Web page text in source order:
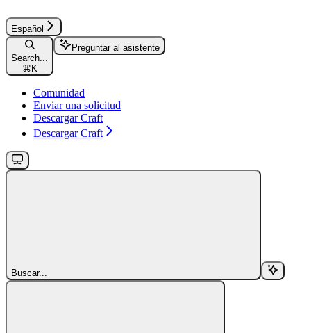
Español
Search...
⌘K
Preguntar al asistente
Comunidad
Enviar una solicitud
Descargar Craft
Descargar Craft
Buscar...